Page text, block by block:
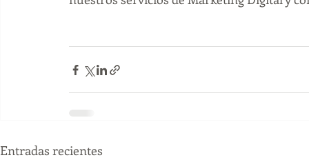
Entradas recientes